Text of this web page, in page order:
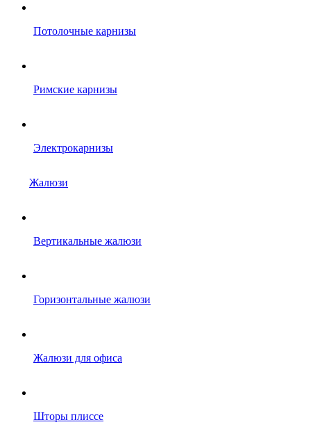
Потолочные карнизы
Римские карнизы
Электрокарнизы
Жалюзи
Вертикальные жалюзи
Горизонтальные жалюзи
Жалюзи для офиса
Шторы плиссе